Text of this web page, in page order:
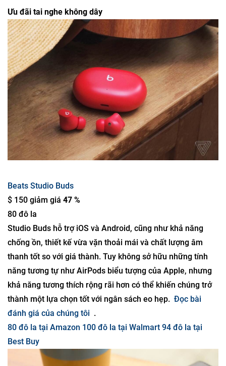
Ưu đãi tai nghe không dây
Beats Studio Buds
$ 150 giảm giá 47 %
80 đô la
Studio Buds hỗ trợ iOS và Android, cũng như khả năng
chống ồn, thiết kế vừa vặn thoải mái và chất lượng âm
thanh tốt so với giá thành. Tuy không sở hữu những tính
năng tương tự như AirPods biểu tượng của Apple, nhưng
khả năng tương thích rộng rãi hơn có thể khiến chúng trở
thành một lựa chọn tốt với ngân sách eo hẹp. Đọc bài
đánh giá của chúng tôi .
80 đô la tại Amazon 100 đô la tại Walmart 94 đô la tại
Best Buy